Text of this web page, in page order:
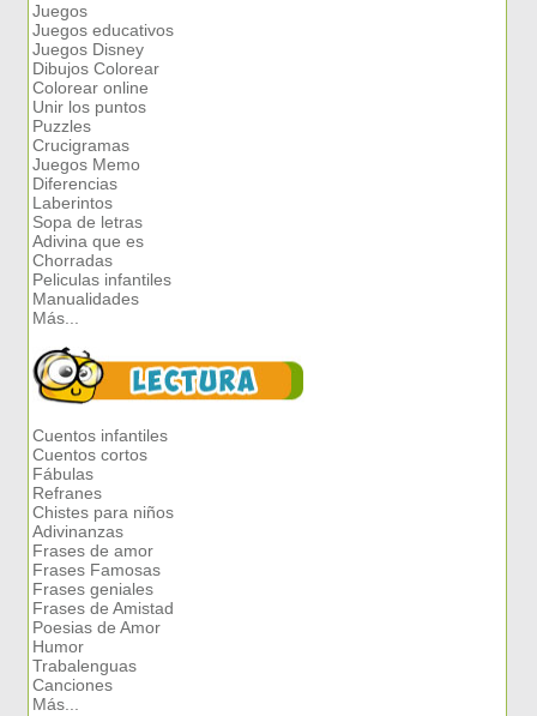
Juegos
Juegos educativos
Juegos Disney
Dibujos Colorear
Colorear online
Unir los puntos
Puzzles
Crucigramas
Juegos Memo
Diferencias
Laberintos
Sopa de letras
Adivina que es
Chorradas
Peliculas infantiles
Manualidades
Más...
Cuentos infantiles
Cuentos cortos
Fábulas
Refranes
Chistes para niños
Adivinanzas
Frases de amor
Frases Famosas
Frases geniales
Frases de Amistad
Poesias de Amor
Humor
Trabalenguas
Canciones
Más...